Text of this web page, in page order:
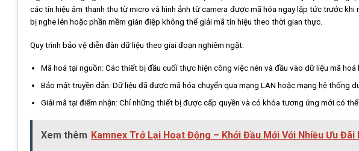
các tín hiệu âm thanh thu từ micro và hình ảnh từ camera được mã hóa ngay lập tức trước
bị nghe lén hoặc phần mềm gián điệp không thể giải mã tín hiệu theo thời gian thực.
Quy trình bảo vệ diễn đàn dữ liệu theo giai đoạn nghiêm ngặt:
Mã hoá tại nguồn: Các thiết bị đầu cuối thực hiện công việc nén và đầu vào dữ liệu mã
Bảo mật truyền dẫn: Dữ liệu đã được mã hóa chuyển qua mạng LAN hoặc mạng hệ thống
Giải mã tại điểm nhận: Chỉ những thiết bị được cấp quyền và có khóa tương ứng mới có
Xem thêm Kamnex Trở Lại Hoạt Động – Khởi Đầu Mới Với Nhiều Ưu Đãi